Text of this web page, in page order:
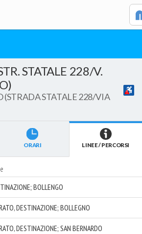
STATALE 228/V.
(STRADA STATALE 228/VIA
ORARI LINEE / PERCORSI
BOLLENGO
DESTINAZIONE; BOLLEGNO
DESTINAZIONE; SAN BERNARDO